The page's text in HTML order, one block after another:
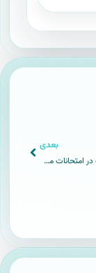
بعدی
دستورالعمل شرکت در امتحانات مجازی ( دانشجویان )